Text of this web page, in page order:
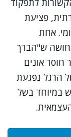
לתפקוד
פציעת
אחת
ש"הברך
אונים
הרגל נפגעת
במיוחד בשל